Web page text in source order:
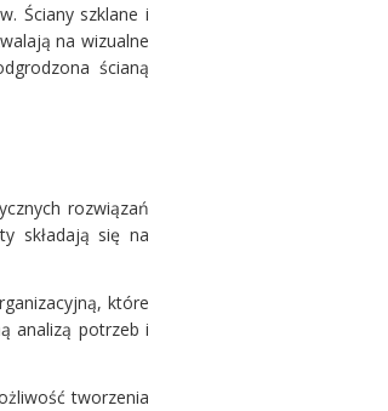
Ściany szklane i
na wizualne
ścianą
rozwiązań
składają się na
które
analizą potrzeb i
tworzenia